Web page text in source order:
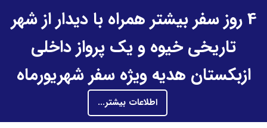
4 روز سفر بیشتر همراه با دیدار از شهر
تاریخی خیوه و یک پرواز داخلی
ازبکستان هدیه ویژه سفر شهریورماه
اطلاعات بیشتر...